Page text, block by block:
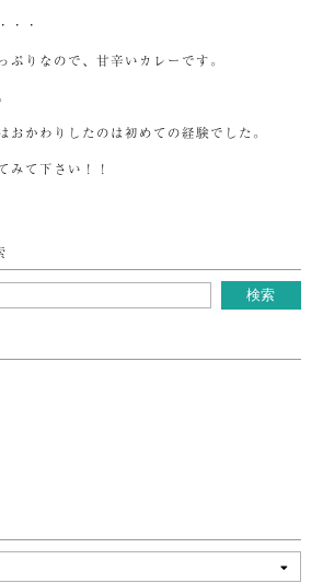
・・
ぷりなので、甘辛いカレーです。
おかわりしたのは初めての経験でした。
みて下さい！！